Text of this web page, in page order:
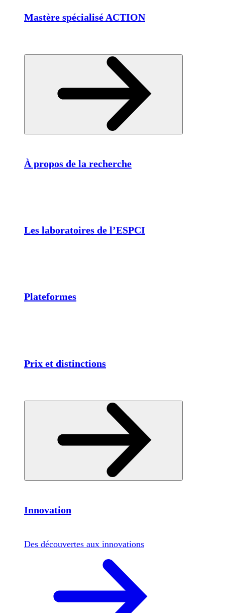
Mastère spécialisé ACTION
À propos de la recherche
Les laboratoires de l’ESPCI
Plateformes
Prix et distinctions
Innovation
Des découvertes aux innovations